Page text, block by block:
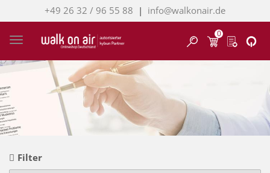
+49 26 32 / 96 55 88 | info@walkonair.de
Toggle navigation Finden
0
Filter